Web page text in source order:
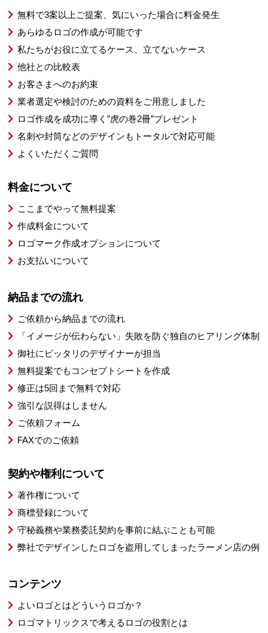
無料で3案以上ご提案、気にいった場合に料金発生
あらゆるロゴの作成が可能です
私たちがお役に立てるケース、立てないケース
他社との比較表
お客さまへのお約束
業者選定や検討のための資料をご用意しました
ロゴ作成を成功に導く”虎の巻2冊”プレゼント
名刺や封筒などのデザインもトータルで対応可能
よくいただくご質問
料金について
ここまでやって無料提案
作成料金について
ロゴマーク作成オプションについて
お支払いについて
納品までの流れ
ご依頼から納品までの流れ
「イメージが伝わらない」失敗を防ぐ独自のヒアリング体制
御社にピッタリのデザイナーが担当
無料提案でもコンセプトシートを作成
修正は5回まで無料で対応
強引な説得はしません
ご依頼フォーム
FAXでのご依頼
契約や権利について
著作権について
商標登録について
守秘義務や業務委託契約を事前に結ぶことも可能
弊社でデザインしたロゴを盗用してしまったラーメン店の例
コンテンツ
よいロゴとはどういうロゴか？
ロゴマトリックスで考えるロゴの役割とは